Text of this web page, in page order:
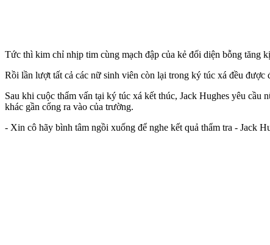
Tức thì kim chỉ nhịp tim cùng mạch đập của kẻ đối diện bỗng tăng
Rồi lần lượt tất cả các nữ sinh viên còn lại trong ký túc xá đều
Sau khi cuộc thẩm vấn tại ký túc xá kết thúc, Jack Hughes yêu
khác gần cổng ra vào của trường.
- Xin cô hãy bình tâm ngồi xuống để nghe kết quả thẩm tra - Jack